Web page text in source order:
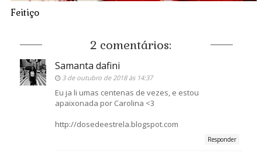
Feitiço
2 comentários:
Samanta dafini
3 de outubro de 2018 às 14:37
Eu ja li umas centenas de vezes, e estou
apaixonada por Carolina <3
http://dosedeestrela.blogspot.com
Responder